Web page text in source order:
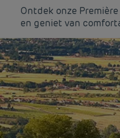
Ontdek onze
en geniet van